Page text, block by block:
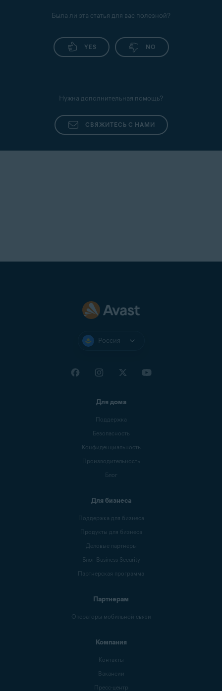
Была ли эта статья для вас полезной?
YES NO
Нужна дополнительная помощь?
СВЯЖИТЕСЬ С НАМИ
Россия
Для дома
Поддержка
Безопасность
Конфиденциальность
Производительность
Блог
Для бизнеса
Поддержка для бизнеса
Продукты для бизнеса
Деловые партнеры
Блог Business Security
Партнерская программа
Партнерам
Операторы мобильной связи
Компания
Контакты
Вакансии
Пресс-центр